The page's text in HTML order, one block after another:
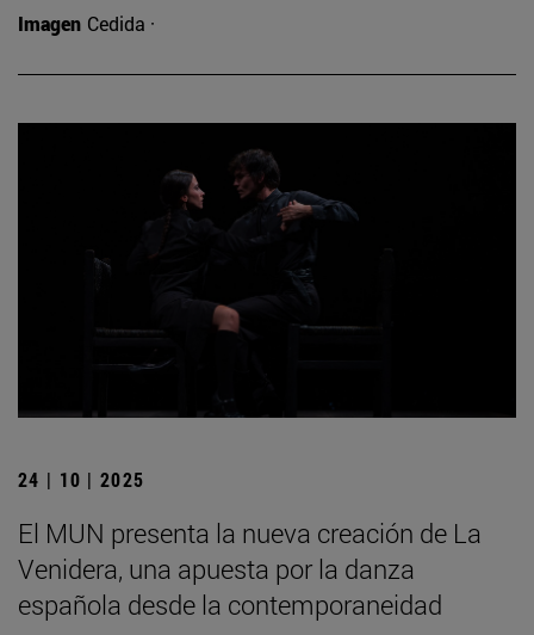
Imagen Cedida ·
24 | 10 | 2025
El MUN presenta la nueva creación de La
Venidera, una apuesta por la danza
española desde la contemporaneidad